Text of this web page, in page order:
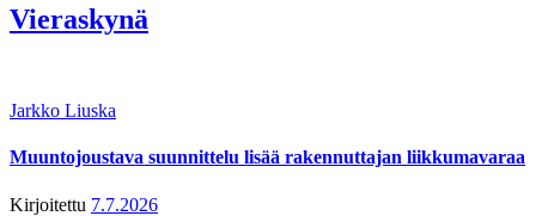
Vieraskynä
Jarkko Liuska
Muuntojoustava suunnittelu lisää rakennuttajan liikkumavaraa
Kirjoitettu 7.7.2026